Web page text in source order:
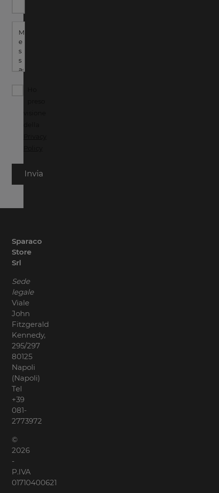
Invia
Sparaco
Store
Srl
Sede
legale
Viale
John
Fitzgerald
Kennedy,
295/297
80125
Napoli
(Napoli)
Tel
+39
081-
2773972
©
2026
-
P.IVA
01710400621